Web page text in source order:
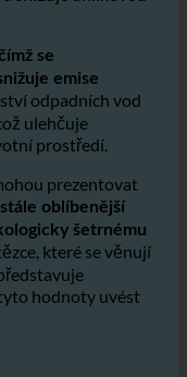
vody a energie
snižuje uhlíkovou
se
emise
odpadních vod
ulehčuje
prostředí.
prezentovat
stále oblíbenější
šetrnému
které se věnují
hodnoty uvést